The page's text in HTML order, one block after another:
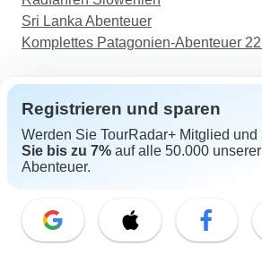
Sri Lanka Abenteuer
Komplettes Patagonien-Abenteuer
Support
Kontakt
Schweiz +41 225 183 195
E-Mail: support@tourradar.com
Registrieren und sparen
Werden Sie TourRadar+ Mitglied und
Sie bis zu 7% auf alle 50.000 unserer
Abenteuer.